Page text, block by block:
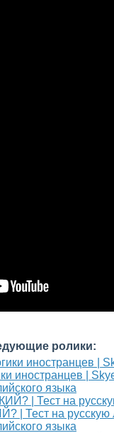
ролики:
иностранцев |
языка
на русскую
языка